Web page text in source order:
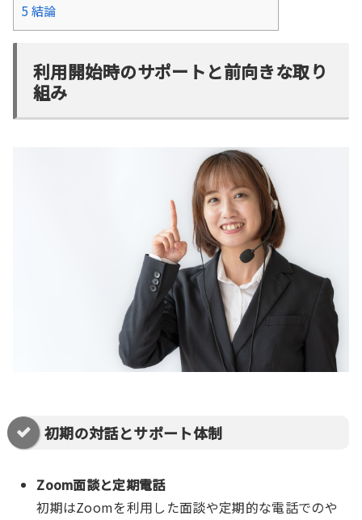
5 結論
利用開始時のサポートと前向きな取り
組み
初期の対話とサポート体制
Zoom面談と定期電話
初期はZoomを利用した面談や定期的な電話でのや